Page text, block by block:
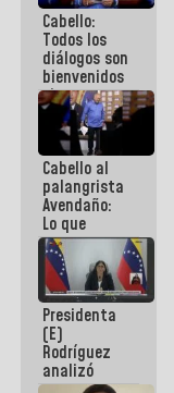
Cabello:
Todos los
diálogos son
bienvenidos
siempre que
estén en el
marco de la
Constitución
de la
República
Cabello al
palangrista
Avendaño:
Lo que
vayas a
escribir
hazlo hoy
por que no
sabemos si
la semana
que viene
hay
Presidenta
(E)
Rodríguez
analizó